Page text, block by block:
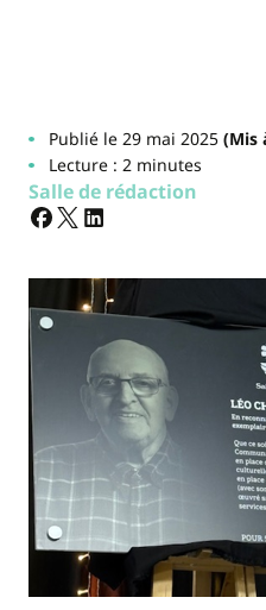
Publié le 29 mai 2025(Mis
Lecture : 2 minutes
Salle de rédaction